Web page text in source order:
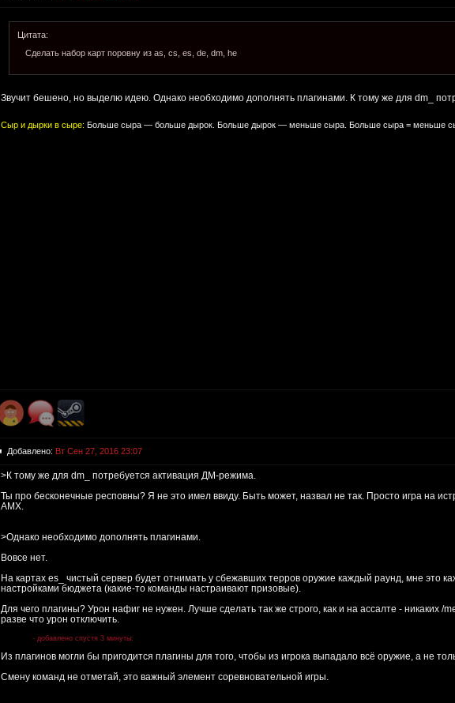
Цитата:
Сделать набор карт поровну из as, cs, es, de, dm, he
Звучит бешено, но выделю идею. Однако необходимо дополнять плагинами. К тому же для dm_
Сыр и дырки в сыре: Больше сыра — больше дырок. Больше дырок — меньше сыра. Больше сыра = меньше
Добавлено: Вт Сен 27, 2016 23:07
>К тому же для dm_ потребуется активация ДМ-режима.
Ты про бесконечные респовны? Я не это имел ввиду. Быть может, назвал не так. Просто игра на
AMX.
>Однако необходимо дополнять плагинами.
Вовсе нет.
На картах es_ чистый сервер будет отнимать у сбежавших терров оружие каждый раунд, мне это
настройками бюджета (какие-то команды настраивают призовые).
Для чего плагины? Урон нафиг не нужен. Лучше сделать так же строго, как и на ассалте - никаких /
разве что урон отключить.
- добавлено спустя 3 минуты:
Из плагинов могли бы пригодится плагины для того, чтобы из игрока выпадало всё оружие, а не
Смену команд не отметай, это важный элемент соревновательной игры.